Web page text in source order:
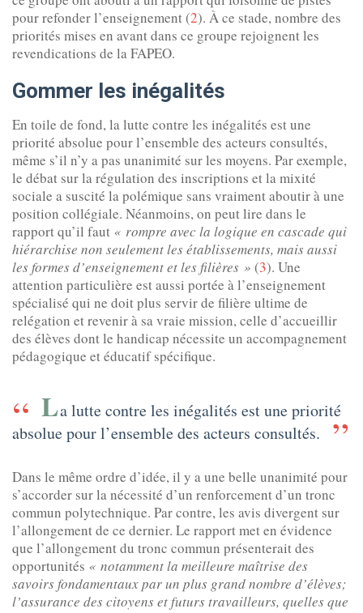
pour refonder l’enseignement (2). À ce stade, nombre des
priorités mises en avant dans ce groupe rejoignent les
revendications de la FAPEO.
Gommer les inégalités
En toile de fond, la lutte contre les inégalités est une
priorité absolue pour l’ensemble des acteurs consultés,
même s’il n’y a pas unanimité sur les moyens. Par exemple,
le débat sur la régulation des inscriptions et la mixité
sociale a suscité la polémique sans vraiment aboutir à une
position collégiale. Néanmoins, on peut lire dans le
rapport qu’il faut « rompre avec la logique en cascade qui
hiérarchise non seulement les établissements, mais aussi
les formes d’enseignement et les filières » (3). Une
attention particulière est aussi portée à l’enseignement
spécialisé qui ne doit plus servir de filière ultime de
relégation et revenir à sa vraie mission, celle d’accueillir
des élèves dont le handicap nécessite un accompagnement
pédagogique et éducatif spécifique.
La lutte contre les inégalités est une priorité
absolue pour l’ensemble des acteurs consultés.
Dans le même ordre d’idée, il y a une belle unanimité pour
s’accorder sur la nécessité d’un renforcement d’un tronc
commun polytechnique. Par contre, les avis divergent sur
l’allongement de ce dernier. Le rapport met en évidence
que l’allongement du tronc commun présenterait des
opportunités « notamment la meilleure maîtrise des
savoirs fondamentaux par un plus grand nombre d’élèves;
l’assurance des citoyens et futurs travailleurs, quelles que